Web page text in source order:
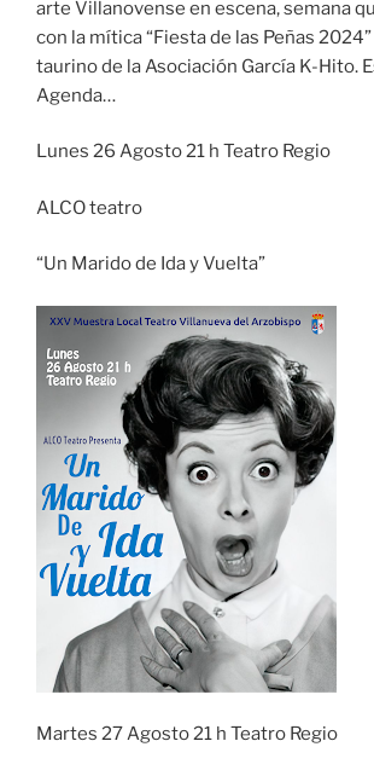
arte Villanovense en escena, semana
con la mítica “Fiesta de las Peñas
taurino de la Asociación García K-Hito.
Agenda…
Lunes 26 Agosto 21 h Teatro Regio
ALCO teatro
“Un Marido de Ida y Vuelta”
Martes 27 Agosto 21 h Teatro Regio